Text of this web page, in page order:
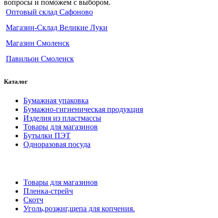
вопросы и поможем с выбором.
Оптовый склад Сафоново
Магазин-Склад Великие Луки
Магазин Смоленск
Павильон Смоленск
Каталог
Бумажная упаковка
Бумажно-гигиеническая продукция
Изделия из пластмассы
Товары для магазинов
Бутылки ПЭТ
Одноразовая посуда
Товары для магазинов
Пленка-стрейч
Скотч
Уголь,розжиг,щепа для копчения.